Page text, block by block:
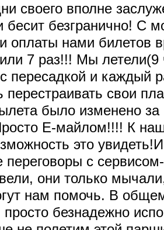
своего вполне
бесит безгранично! С
оплаты нами билетов
7 раз!!! Мы летели(9
пересадкой и каждый
перестраивать свои
было изменено за
Е-майлом!!!! К
это
с
они только
нам помочь. В
безнадежно